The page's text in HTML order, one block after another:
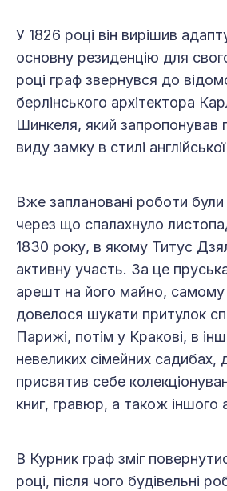
У 1826 році він вирішив
основну резиденцію для
році граф звернувся до
берлінського архітектора
Шинкеля, який запропонував
виду замку в стилі
Вже заплановані роботи були
через що спалахнуло
1830 року, в якому Титус
активну участь. За це
арешт на його майно,
довелося шукати притулок
Парижі, потім у Кракові, в
невеликих сімейних садибах,
присвятив себе
книг, гравюр, а також іншого
В Курник граф зміг
році, після чого будівельні